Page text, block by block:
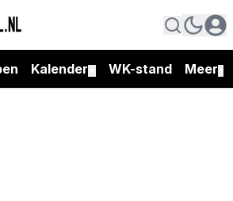
Kalender WK-stand Meer